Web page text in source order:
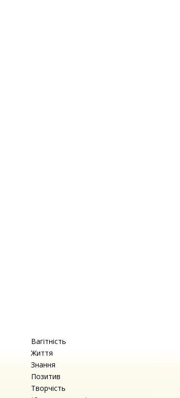
Вагітність
Життя
Знання
Позитив
Творчість